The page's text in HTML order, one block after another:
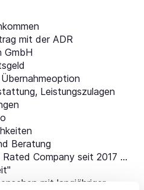
mit der ADR
GmbH
Leistungszulagen
Beratung
Company seit 2017 ...
mit langjähriger